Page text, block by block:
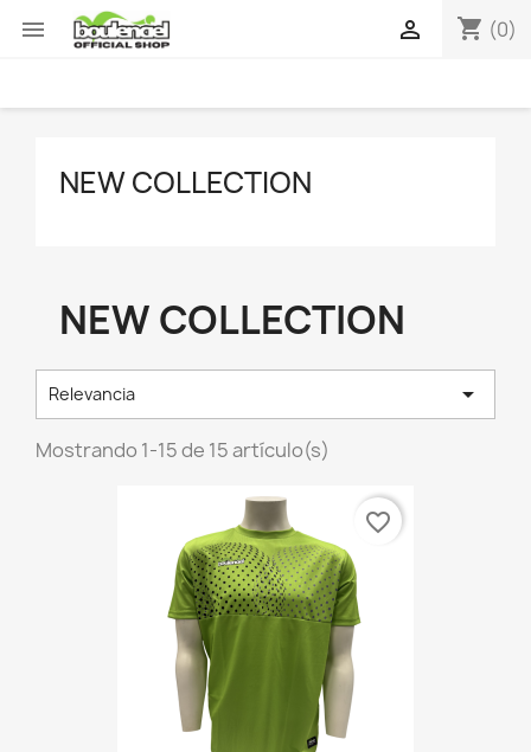
 shopping_cart (0)

NEW COLLECTION
NEW COLLECTION
Relevancia 
Mostrando 1-15 de 15 artículo(s)
favorite_border